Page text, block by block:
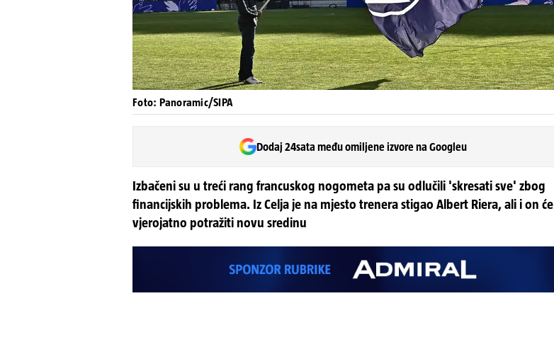
Foto: Panoramic/SIPA
Dodaj 24sata među omiljene izvore na Googleu
Izbačeni su u treći rang francuskog nogometa pa su odlučili 'skresati sve' zbog
financijskih problema. Iz Celja je na mjesto trenera stigao Albert Riera, ali i on će
vjerojatno potražiti novu sredinu